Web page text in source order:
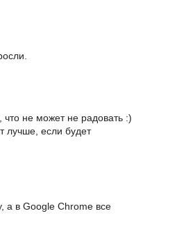
не может не радовать :)
лучше, если будет
а в Google Chrome все